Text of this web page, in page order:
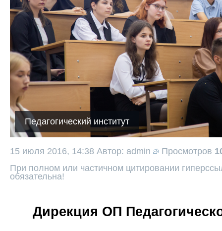
Педагогический институт
15 июля 2016, 14:38 Автор: admin Просмотров
При полном или частичном цитировании
обязательна!
Дирекция ОП